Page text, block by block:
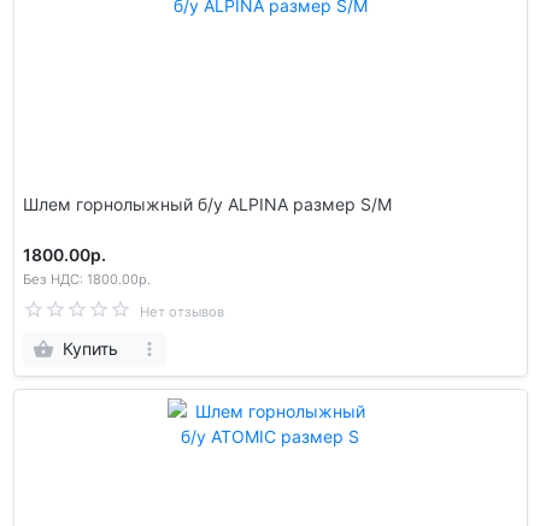
Шлем гoрнолыжный б/у ALPINA размер S/М
1800.00р.
Без НДС: 1800.00р.
Нет отзывов
Купить